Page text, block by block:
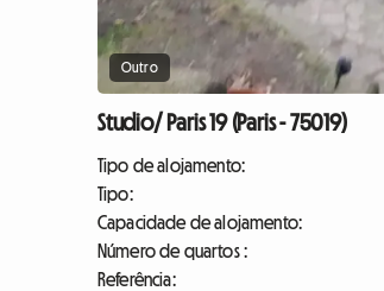
Outro
Studio/ Paris 19 (Paris - 75019)
Tipo de alojamento:
Tipo:
Capacidade de alojamento:
Número de quartos :
Referência: